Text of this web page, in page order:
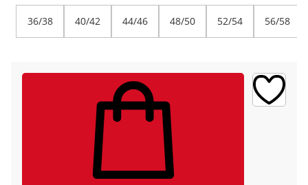
36/38 40/42 44/46 48/50 52/54 56/58